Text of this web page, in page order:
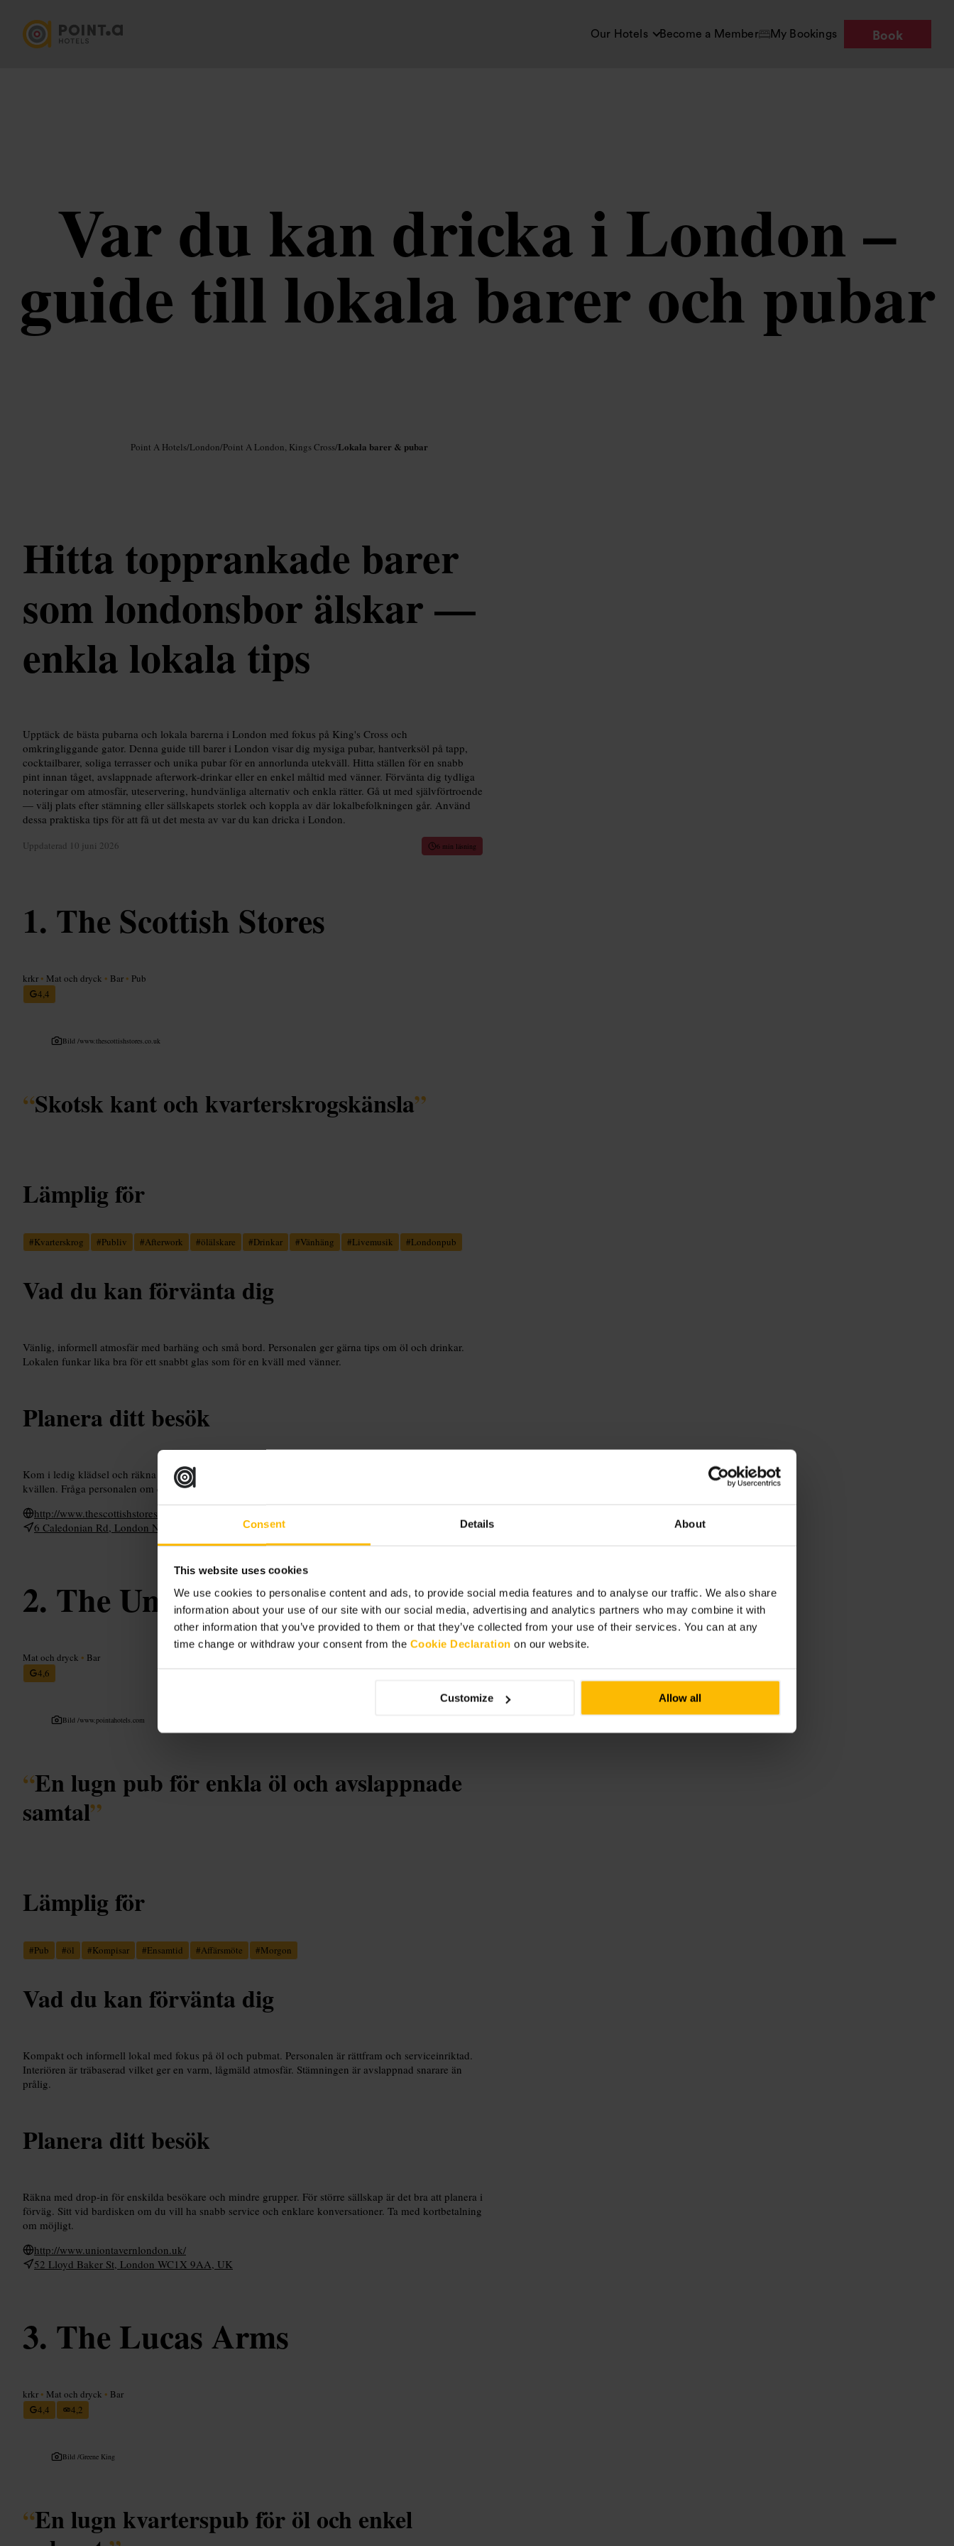
Consent Details About
This website uses cookies
We use cookies to personalise content and ads, to provide social media features and to analyse our traffic. We also share
information about your use of our site with our social media, advertising and analytics partners who may combine it with
other information that you’ve provided to them or that they’ve collected from your use of their services. You can at any
time change or withdraw your consent from the Cookie Declaration on our website.
Customize Allow all
Our Hotels Become a Member My Bookings Book
Var du kan dricka i London –
guide till lokala barer och pubar
Point A Hotels/London/Point A London, Kings Cross/Lokala barer & pubar
Hitta topprankade barer
som londonsbor älskar —
enkla lokala tips
Upptäck de bästa pubarna och lokala barerna i London med fokus på King's Cross och
omkringliggande gator. Denna guide till barer i London visar dig mysiga pubar, hantverksöl på tapp,
cocktailbarer, soliga terrasser och unika pubar för en annorlunda utekväll. Hitta ställen för en snabb
pint innan tåget, avslappnade afterwork-drinkar eller en enkel måltid med vänner. Förvänta dig tydliga
noteringar om atmosfär, uteservering, hundvänliga alternativ och enkla rätter. Gå ut med självförtroende
— välj plats efter stämning eller sällskapets storlek och koppla av där lokalbefolkningen går. Använd
dessa praktiska tips för att få ut det mesta av var du kan dricka i London.
Uppdaterad 10 juni 2026 6 min läsning
The Scottish Stores
krkr • Mat och dryck • Bar • Pub
4,4
Bild /www.thescottishstores.co.uk
“Skotsk kant och kvarterskrogskänsla”
Lämplig för
#Kvarterskrog #Publiv #Afterwork #ölälskare #Drinkar #Vänhäng #Livemusik #Londonpub
Vad du kan förvänta dig
Vänlig, informell atmosfär med barhäng och små bord. Personalen ger gärna tips om öl och drinkar.
Lokalen funkar lika bra för ett snabbt glas som för en kväll med vänner.
Planera ditt besök
Kom i ledig klädsel och räkna med att beställa i baren. Vill du ha plats vid ett bord, kom tidigare på
kvällen. Fråga personalen om dagens ölutbud och små rätter. Ta med ID om du planerar att dricka.
http://www.thescottishstores.co.uk/
6 Caledonian Rd, London N1 9DT, UK
The Union Tavern
Mat och dryck • Bar
4,6
Bild /www.pointahotels.com
“En lugn pub för enkla öl och avslappnade
samtal”
Lämplig för
#Pub #öl #Kompisar #Ensamtid #Affärsmöte #Morgon
Vad du kan förvänta dig
Kompakt och informell lokal med fokus på öl och pubmat. Personalen är rättfram och serviceinriktad.
Interiören är träbaserad vilket ger en varm, lågmäld atmosfär. Stämningen är avslappnad snarare än
prålig.
Planera ditt besök
Räkna med drop-in för enskilda besökare och mindre grupper. För större sällskap är det bra att planera i
förväg. Sitt vid bardisken om du vill ha snabb service och enklare konversationer. Ta med kortbetalning
om möjligt.
http://www.uniontavernlondon.uk/
52 Lloyd Baker St, London WC1X 9AA, UK
The Lucas Arms
krkr • Mat och dryck • Bar
4,4
4,2
Bild /Greene King
“En lugn kvarterspub för öl och enkel